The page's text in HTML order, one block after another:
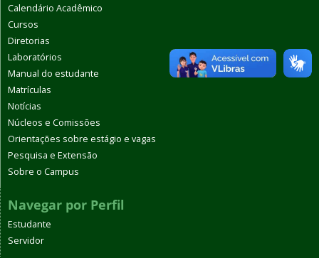
Calendário Acadêmico
Cursos
Diretorias
Laboratórios
Manual do estudante
Matrículas
Notícias
Núcleos e Comissões
Orientações sobre estágio e vagas
Pesquisa e Extensão
Sobre o Campus
Navegar por Perfil
Estudante
Servidor